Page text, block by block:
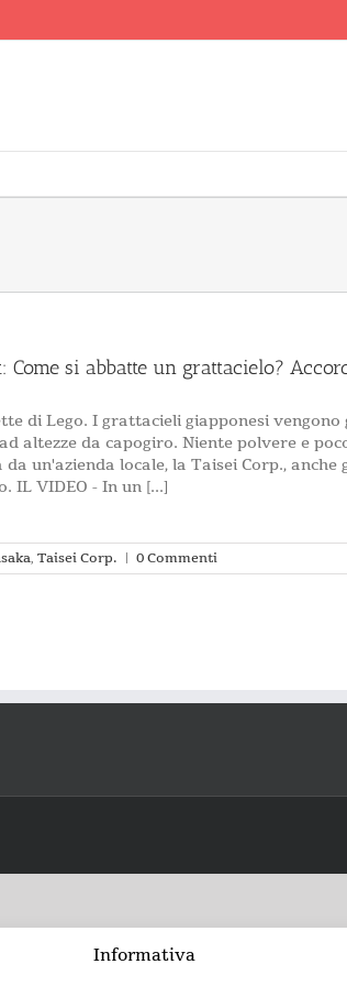
Come si abbatte un grattacielo?
di Lego. I grattacieli giapponesi
altezze da capogiro. Niente polvere e
un'azienda locale, la Taisei Corp.,
IL VIDEO - In un [...]
, Taisei Corp. | 0 Commenti
Informativa